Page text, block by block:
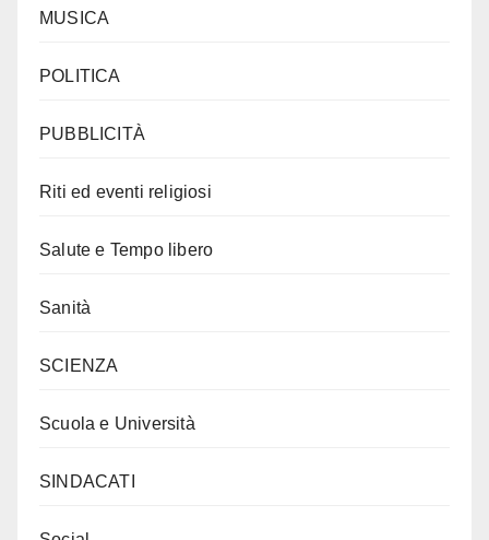
MUSICA
POLITICA
PUBBLICITÀ
Riti ed eventi religiosi
Salute e Tempo libero
Sanità
SCIENZA
Scuola e Università
SINDACATI